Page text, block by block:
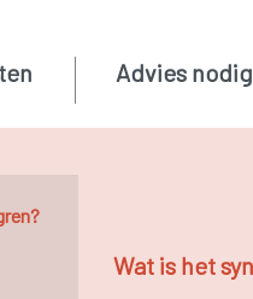
Advies
Wat is het